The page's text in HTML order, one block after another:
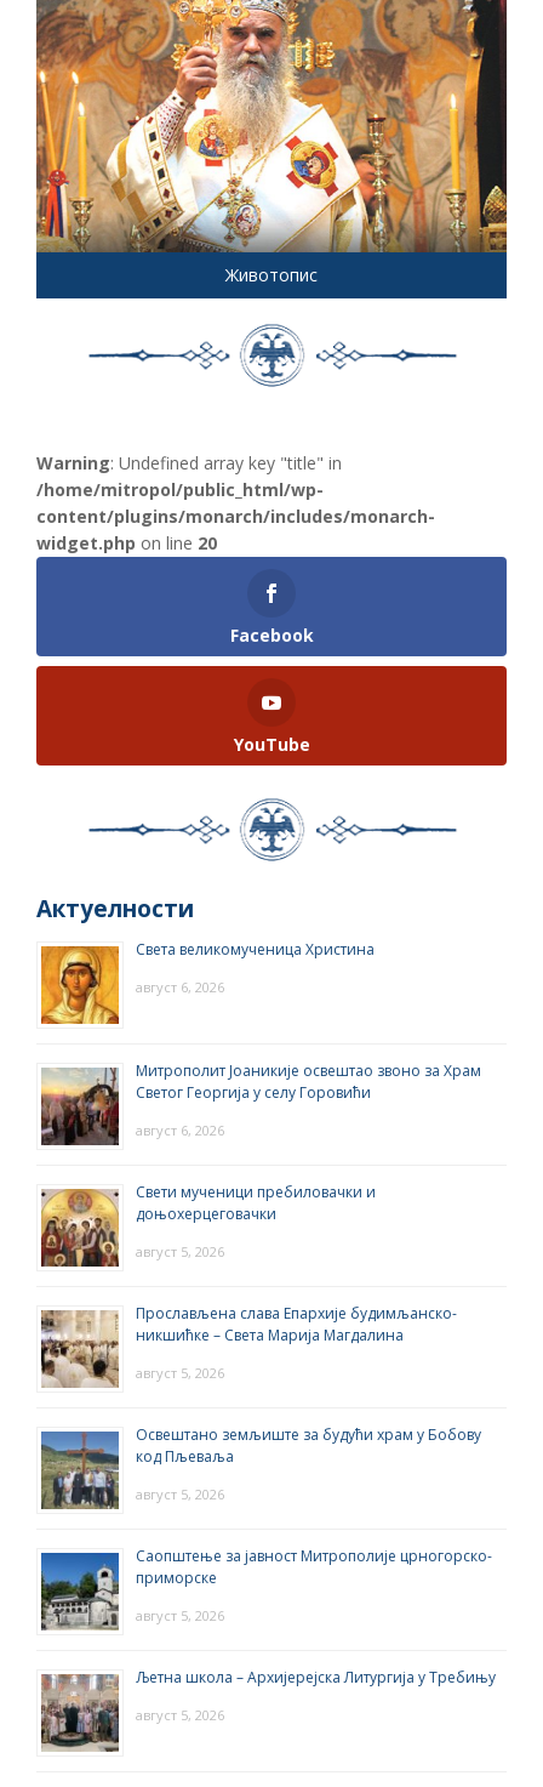
Животопис
Warning: Undefined array key "title" in
/home/mitropol/public_html/wp-
content/plugins/monarch/includes/monarch-
widget.php on line 20
Facebook
YouTube
Актуелности
Света великомученица Христина
август 6, 2026
Митрополит Јоаникије освештао звоно за Храм
Светог Георгија у селу Горовићи
август 6, 2026
Свети мученици пребиловачки и
доњохерцеговачки
август 5, 2026
Прослављена слава Епархије будимљанско-
никшићке – Света Марија Магдалина
август 5, 2026
Освештано земљиште за будући храм у Бобову
код Пљеваља
август 5, 2026
Саопштење за јавност Митрополије црногорско-
приморске
август 5, 2026
Љетна школа – Архијерејска Литургија у Требињу
август 5, 2026